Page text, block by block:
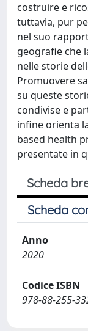
costruire e
tuttavia, pur
nel suo
geografie che
nelle storie
Promuovere
su queste
condivise e
infine orienta
based health
presentate in
Scheda
Scheda
Anno
2020
Codice ISBN
978-88-255-